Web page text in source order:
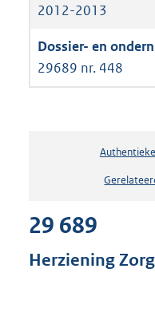
2012-2013
29689 nr. 448
29 689
Herziening